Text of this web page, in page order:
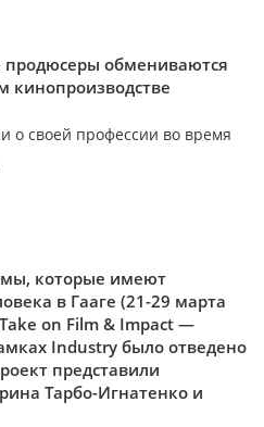
продюсеры обмениваются
о своей профессии во время
которые имеют
в Гааге (21-29 марта
on Film & Impact —
Industry было отведено
представили
Тарбо-Игнатенко и